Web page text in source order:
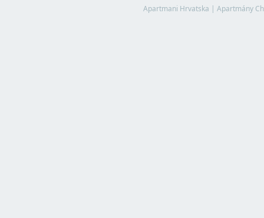
Apartmani Hrvatska | Apartmány